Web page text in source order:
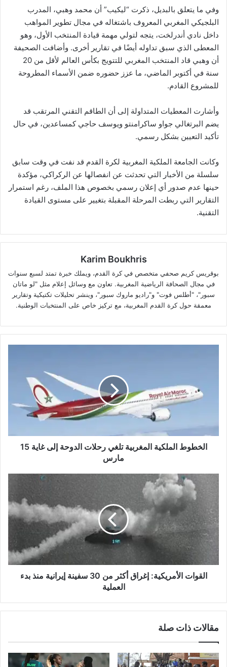
وفي ما يتعلق بالبديل، ذكرت “ليكيب” أن محمد وهبي، المدرب
البلجيكي المغربي المعروف باشتغاله في مجال تطوير المواهب
داخل نادي أندرلخت، يتجه لتولي مهمة قيادة المنتخب الأول، وهو
المعطى الذي سبق تداوله أيضًا في تقارير أخرى. وأضافت الصحيفة
أن وهبي قاد المنتخب المغربي للتتويج بكأس العالم لأقل من 20
سنة في أكتوبر الماضي، ما عزز حضوره ضمن الأسماء المطروحة
للمشروع القادم.
وأشارت المعطيات المتداولة إلى أن الطاقم التقني المرتقب قد
يضم البرتغالي جواو ساكرامنتو ويوسف حاجي كمساعدين، في حال
تأكيد التعيين بشكل رسمي.
وكانت الجامعة الملكية المغربية لكرة القدم قد نفت في وقت سابق
سلسلة من الأخبار التي تحدثت عن انفصالها عن الركراكي، مؤكدة
حينها عدم صدور أي إعلان رسمي بخصوص هذا الملف، رغم استمرار
التقارير التي ربطت المرحلة المقبلة بتغيير على مستوى القيادة
التقنية.
Karim Boukhris
بوقريس كريم صحفي متخصص في كرة القدم، ويملك خبرة تمتد لسبع سنوات
في مجال الصحافة الرياضية المغربية. تعاون مع وسائل إعلام مثل "لو ماتان
سبور"، "أطلس فوت" و"راديو ماروك سبور"، وينشر تحليلات تكتيكية وتقارير
معمقة حول كرة القدم المغربية، مع تركيز خاص على المنتخبات الوطنية.
رحلات
15
مارس
الخطوط الملكية المغربية تلغي رحلات الدوحة إلى غاية 15
مارس
الأمريكية:
أكثر
من
سفينة
إيرانية
منذ
القوات الأمريكية: إغراق أكثر من 30 سفينة إيرانية منذ بدء
العملية
مقالات ذات صلة